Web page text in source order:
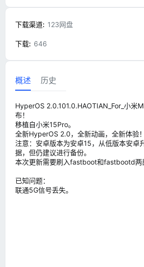
下载渠道 123网盘
下载 646
概述 历史
HyperOS 2.0.101.0.HAOTIAN_For_小米
布！
移植自小米15Pro。
全新HyperOS 2.0，全新动画，全新体验！
注意：安卓版本为安卓15，从低版本安卓
据，但仍建议进行备份。
本次更新需要刷入fastboot和fastbootd两
已知问题：
联通5G信号丢失。